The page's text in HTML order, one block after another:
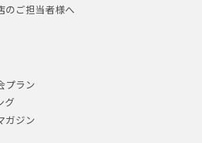
のご担当者様へ
プラン
グ
ガジン